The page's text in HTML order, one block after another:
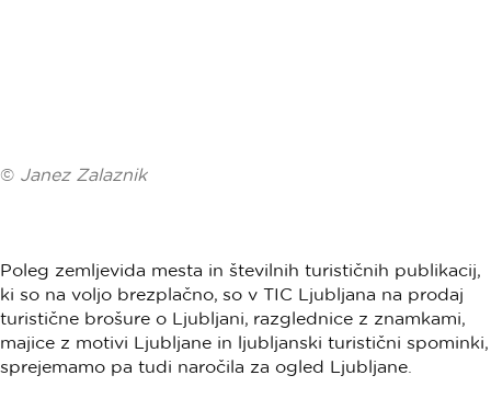
© Janez Zalaznik
Poleg zemljevida mesta in številnih turističnih publikacij,
ki so na voljo brezplačno, so v TIC Ljubljana na prodaj
turistične brošure o Ljubljani, razglednice z znamkami,
majice z motivi Ljubljane in ljubljanski turistični spominki,
sprejemamo pa tudi naročila za ogled Ljubljane.